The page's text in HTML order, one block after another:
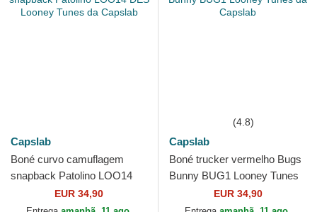
Capslab
Boné curvo camuflagem
snapback Patolino LOO14
DES Looney Tunes da
Capslab
EUR 34,90
(4.8)
Capslab
Boné trucker vermelho Bugs
Bunny BUG1 Looney Tunes
da CapslabEUR 34,90